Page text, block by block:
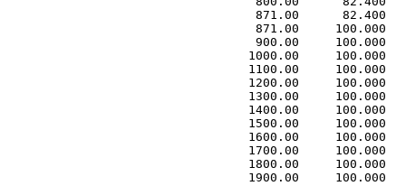
871.00      82.400
871.00     100.000
900.00     100.000
1000.00     100.000
1100.00     100.000
1200.00     100.000
1300.00     100.000
1400.00     100.000
1500.00     100.000
1600.00     100.000
1700.00     100.000
1800.00     100.000
1900.00     100.000